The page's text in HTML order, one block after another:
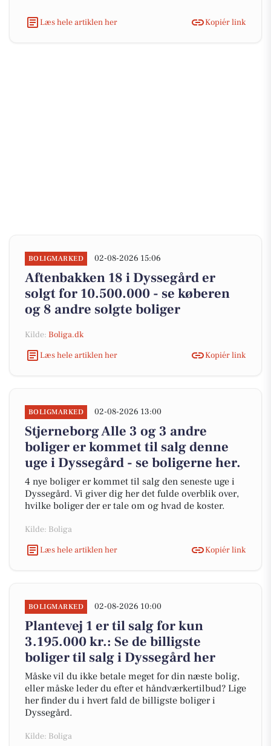
Læs hele artiklen her Kopiér link
BOLIGMARKED 02-08-2026 15:06
Aftenbakken 18 i Dyssegård er
solgt for 10.500.000 - se køberen
og 8 andre solgte boliger
Kilde: Boliga.dk
Læs hele artiklen her
Kopiér link
BOLIGMARKED 02-08-2026 13:00
Stjerneborg Alle 3 og 3 andre
boliger er kommet til salg denne
uge i Dyssegård - se boligerne her.
4 nye boliger er kommet til salg den seneste uge i
Dyssegård. Vi giver dig her det fulde overblik over,
hvilke boliger der er tale om og hvad de koster.
Kilde: Boliga
Læs hele artiklen her
Kopiér link
BOLIGMARKED 02-08-2026 10:00
Plantevej 1 er til salg for kun
3.195.000 kr.: Se de billigste
boliger til salg i Dyssegård her
Måske vil du ikke betale meget for din næste bolig,
eller måske leder du efter et håndværkertilbud? Lige
her finder du i hvert fald de billigste boliger i
Dyssegård.
Kilde: Boliga